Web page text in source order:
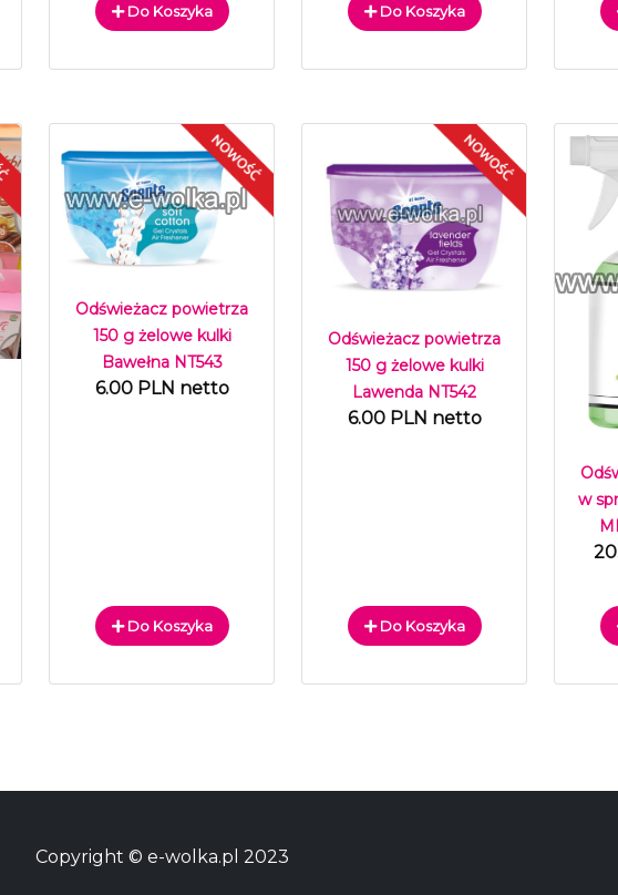
Do Koszyka Do Koszyka
Odświeżacz powietrza
150 g żelowe kulki
Bawełna NT543
6.00 PLN netto
Do Koszyka
Odświeżacz powietrza
150 g żelowe kulki
Lawenda NT542
6.00 PLN netto
Do Koszyka
w
Copyright © e-wolka.pl 2023